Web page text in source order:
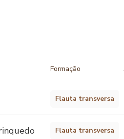
Formação
Flauta transversa
Flauta transversa